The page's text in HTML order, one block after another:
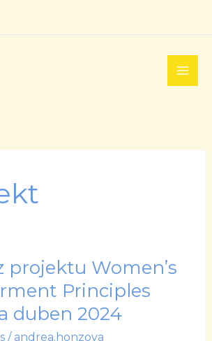
projektu Women’s
Principles
duben 2024
/ andrea.honzova